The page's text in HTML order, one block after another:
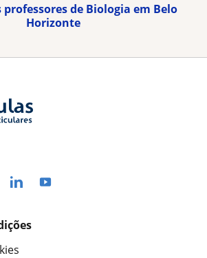
professores de Biologia em Belo
Horizonte